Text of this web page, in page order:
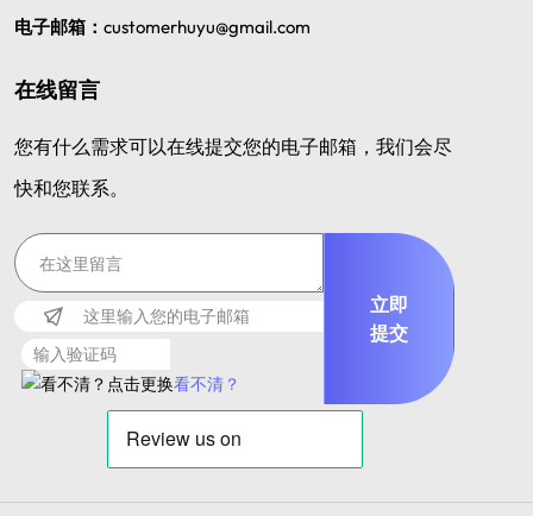
电子邮箱： customerhuyu@gmail.com
在线留言
您有什么需求可以在线提交您的电子邮箱，我们会尽
快和您联系。
看不清？
立即
提交